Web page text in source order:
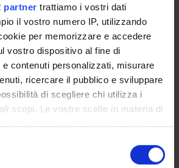
partner trattiamo i vostri dati
il vostro numero IP, utilizzando
per memorizzare e accedere
vostro dispositivo al fine di
e contenuti personalizzati, misurare
ricercare il pubblico e sviluppare
di scegliere chi utilizza i
scopi. Le vostre scelte in materia di
il proprio consenso in qualsiasi
Santa Marta - LAB.SMS.4 - Aula
[LAB.SMS.4 - sotterraneo]